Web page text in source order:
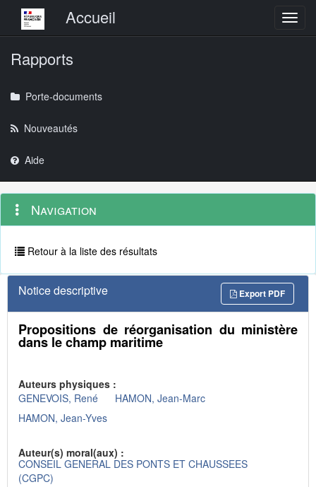
Menu principalAccueil
Rapports
Porte-documents
Nouveautés
Aide
Navigation
outils
Menu
contextuel
Navigation
Retour à la liste des résultats
Notice descriptive Export PDF
Propositions de réorganisation du ministère
dans le champ maritime
Auteurs physiques :
GENEVOIS, René
HAMON, Jean-Marc
HAMON, Jean-Yves
Auteur(s) moral(aux) :
CONSEIL GENERAL DES PONTS ET CHAUSSEES
(CGPC)